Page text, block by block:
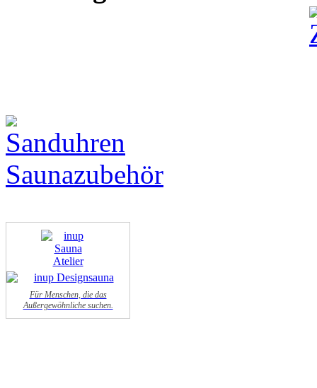
Für Menschen, die das
Außergewöhnliche suchen.